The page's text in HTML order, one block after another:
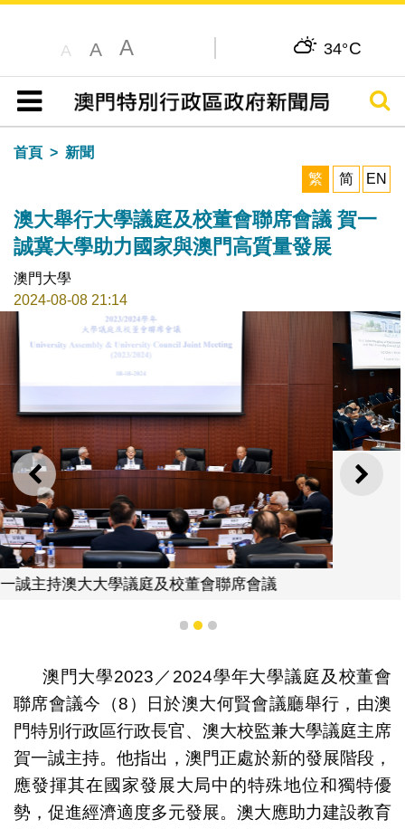
A A A 34°C
目錄
搜尋
首頁
新聞
繁
简 EN
澳大舉行大學議庭及校董會聯席會議 賀一
誠冀大學助力國家與澳門高質量發展
澳門大學
2024-08-08 21:14
上一則 下一
澳大舉行大學議庭及校董會聯席會議
1 2 3
澳門大學2023／2024學年大學議庭及校董會
聯席會議今（8）日於澳大何賢會議廳舉行，由澳
門特別行政區行政長官、澳大校監兼大學議庭主席
賀一誠主持。他指出，澳門正處於新的發展階段，
應發揮其在國家發展大局中的特殊地位和獨特優
勢，促進經濟適度多元發展。澳大應助力建設教育